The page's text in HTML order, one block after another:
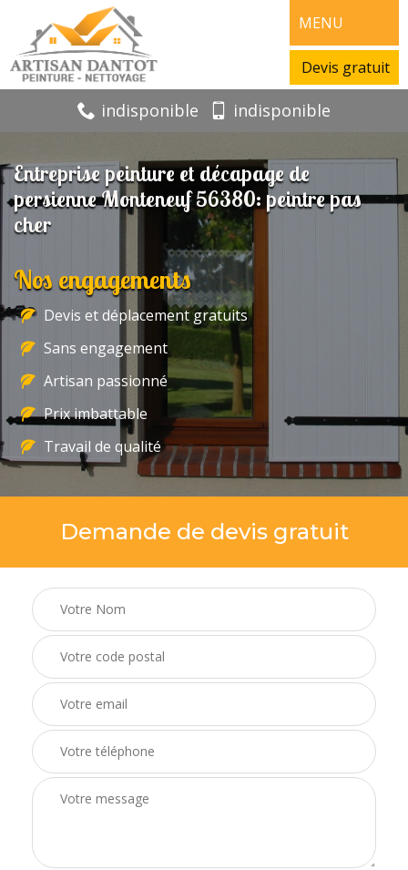
MENU
Devis gratuit
indisponible indisponible
Entreprise peinture et décapage de
persienne Monteneuf 56380: peintre pas
cher
Nos engagements
Devis et déplacement gratuits
Sans engagement
Artisan passionné
Prix imbattable
Travail de qualité
Demande de devis gratuit